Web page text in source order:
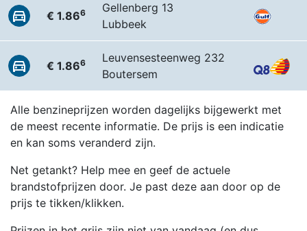
€ 1.866
Gellenberg 13
Lubbeek
€ 1.866
Leuvensesteenweg 232
Boutersem
Alle benzineprijzen worden dagelijks bijgewerkt met
de meest recente informatie. De prijs is een indicatie
en kan soms veranderd zijn.
Net getankt? Help mee en geef de actuele
brandstofprijzen door. Je past deze aan door op de
prijs te tikken/klikken.